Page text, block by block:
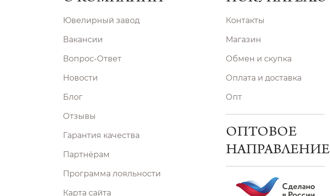
Ювелирный завод
Вакансии
Вопрос-Ответ
Новости
Блог
Отзывы
Гарантия качества
Партнёрам
Программа лояльности
Карта сайта
Контакты
Магазин
Обмен и скупка
Оплата и доставка
Опт
ОПТОВОЕ
НАПРАВЛЕНИЕ